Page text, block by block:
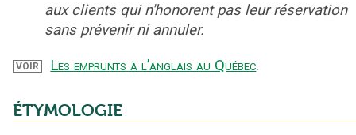
aux clients qui n'honorent pas leur réservation
sans prévenir ni annuler.
VOIR Les emprunts à l’anglais au Québec.
ÉTYMOLOGIE